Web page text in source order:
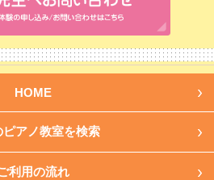
HOME
ピアノ教室を検索
利用の流れ